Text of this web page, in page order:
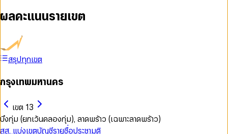
ผลคะแนนรายเขต
สรุปทุกเขต
กรุงเทพมหานคร
เขต 13
บึงกุ่ม (ยกเว้นคลองกุ่ม), ลาดพร้าว (เฉพาะลาดพร้าว)
สส. แบ่งเขตบัญชีรายชื่อประชามติ